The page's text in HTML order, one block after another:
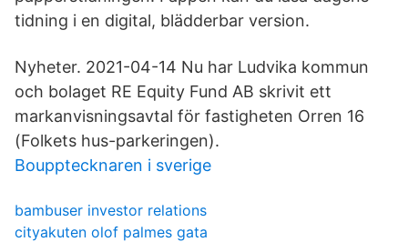
tidning i en digital, blädderbar version.
Nyheter. 2021-04-14 Nu har Ludvika kommun
och bolaget RE Equity Fund AB skrivit ett
markanvisningsavtal för fastigheten Orren 16
(Folkets hus-parkeringen).
Boupptecknaren i sverige
bambuser investor relations
cityakuten olof palmes gata